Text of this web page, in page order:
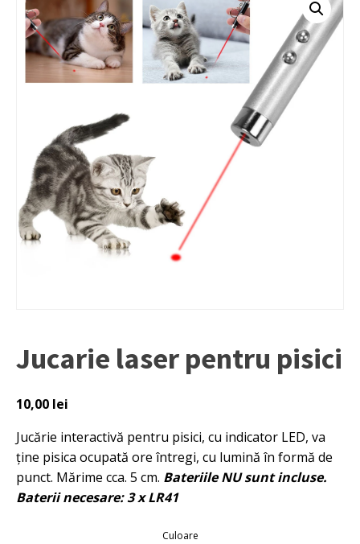
Jucarie laser pentru pisici
10,00 lei
Jucărie interactivă pentru pisici, cu indicator LED, va
ține pisica ocupată ore întregi, cu lumină în formă de
punct. Mărime cca. 5 cm. Bateriile NU sunt incluse.
Baterii necesare: 3 x LR41
Culoare